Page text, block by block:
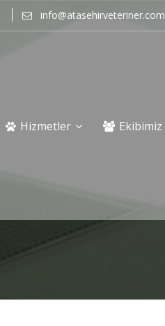
info@atasehirveteriner.com
Hizmetler Ekibimiz